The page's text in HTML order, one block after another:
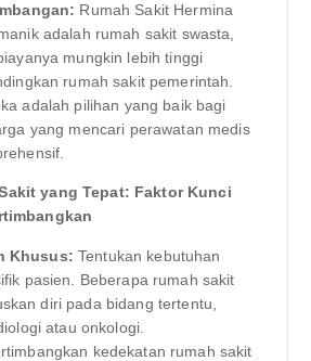
Rumah Sakit Hermina
adalah rumah sakit swasta,
mungkin lebih tinggi
rumah sakit pemerintah.
adalah pilihan yang baik bagi
yang mencari perawatan medis
yang Tepat: Faktor Kunci
Khusus: Tentukan kebutuhan
pasien. Beberapa rumah sakit
diri pada bidang tertentu,
atau onkologi.
kedekatan rumah sakit